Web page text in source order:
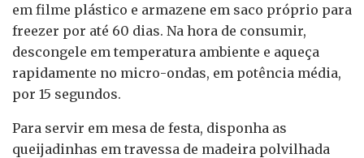
em filme plástico e armazene em saco próprio para
freezer por até 60 dias. Na hora de consumir,
descongele em temperatura ambiente e aqueça
rapidamente no micro-ondas, em potência média,
por 15 segundos.
Para servir em mesa de festa, disponha as
queijadinhas em travessa de madeira polvilhada